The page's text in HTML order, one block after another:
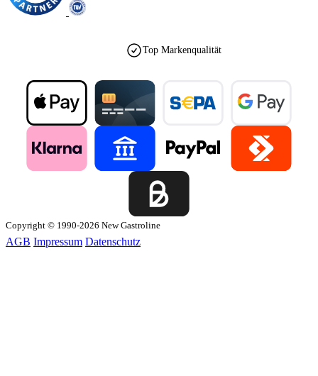
Top Markenqualität
Copyright © 1990-2026 New Gastroline
AGB Impressum Datenschutz